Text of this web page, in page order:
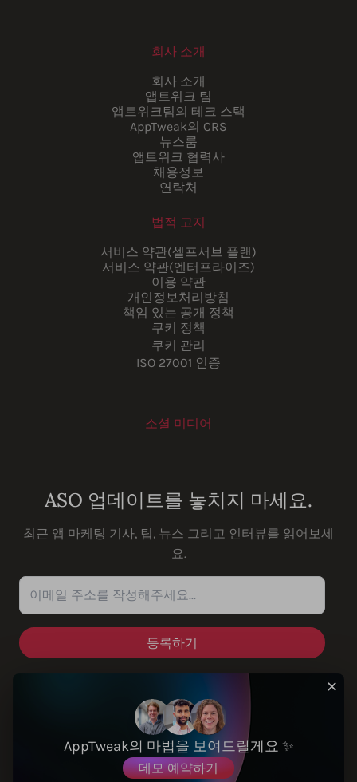
회사 소개
회사 소개
앱트위크 팀
앱트위크팀의 테크 스택
AppTweak의 CRS
뉴스룸
앱트위크 협력사
채용정보
연락처
법적 고지
서비스 약관(셀프서브 플랜)
서비스 약관(엔터프라이즈)
이용 약관
개인정보처리방침
책임 있는 공개 정책
쿠키 정책
쿠키 관리
ISO 27001 인증
소셜 미디어
ASO 업데이트를 놓치지 마세요.
최근 앱 마케팅 기사, 팁, 뉴스 그리고 인터뷰를 읽어보세
요.
이메일 주소를 작성해주세요...
AppTweak의 마법을 보여드릴게요 ✨
데모 예약하기
✕